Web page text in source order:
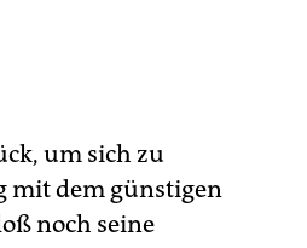
um sich zu
mit dem günstigen
noch seine